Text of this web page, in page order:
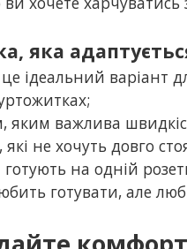
яка
ідеальний варіант
важлива
які не хочуть довго
готують на одній
готувати, але